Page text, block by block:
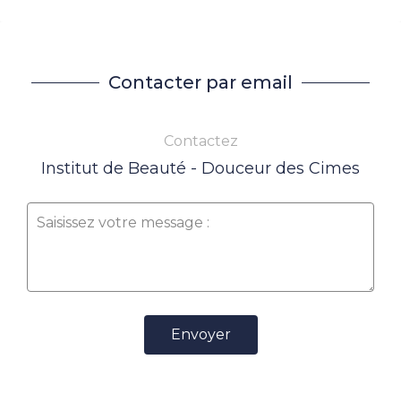
Contacter par email
Contactez
Institut de Beauté - Douceur des Cimes
Envoyer